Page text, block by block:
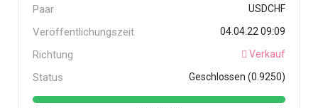
Paar USDCHF
Veröffentlichungszeit 04.04.22 09:09
Richtung Verkauf
Status Geschlossen (0.9250)